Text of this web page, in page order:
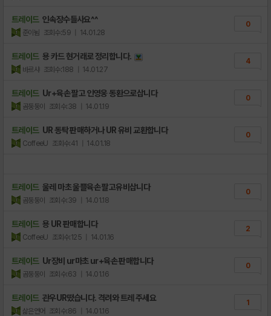
트레이드 인속장수들사요^^
준이뉨 조회수:59 | 14.01.28
0
트레이드 용 카드 현거래로 정리합니다.
바르샤 조회수:188 | 14.01.27
4
트레이드 Ur+육손 팔고 인영웅 동환으로삽니다
곰둥둥이 조회수:38 | 14.01.19
0
트레이드 UR 동탁 판매하거나 UR 유비 교환합니다
CoffeeU 조회수:41 | 14.01.18
0
트레이드 울레 마초 울쁠육손 팔고유비삽니다
곰둥둥이 조회수:39 | 14.01.18
0
트레이드 용 UR 판매합니다
CoffeeU 조회수:125 | 14.01.16
2
트레이드 Ur장비 ur마초 ur+육손 판매합니다
곰둥둥이 조회수:63 | 14.01.16
0
트레이드 관우UR떴습니다. 격려와 트레 주세요
삶은연어 조회수:86 | 14.01.16
1